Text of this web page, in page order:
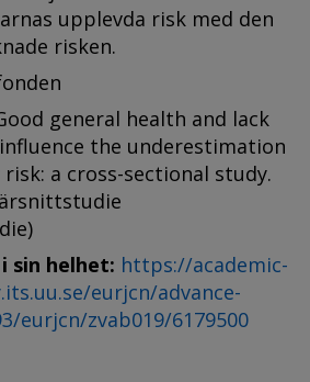
upplevda risk med den
risken.
general health and lack
the underestimation
a cross-sectional study.
sin helhet: https://academic-
eurjcn/advance-
eurjcn/zvab019/6179500